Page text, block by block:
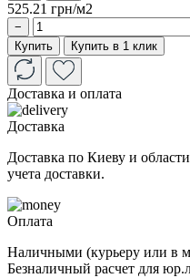
525.21 грн/м2
−
Купить
Купить в 1 клик
Доставка и оплата
Доставка
Доставка по Киеву и
учета доставки.
Оплата
Наличными (курьеру или в
Безналичный расчет для